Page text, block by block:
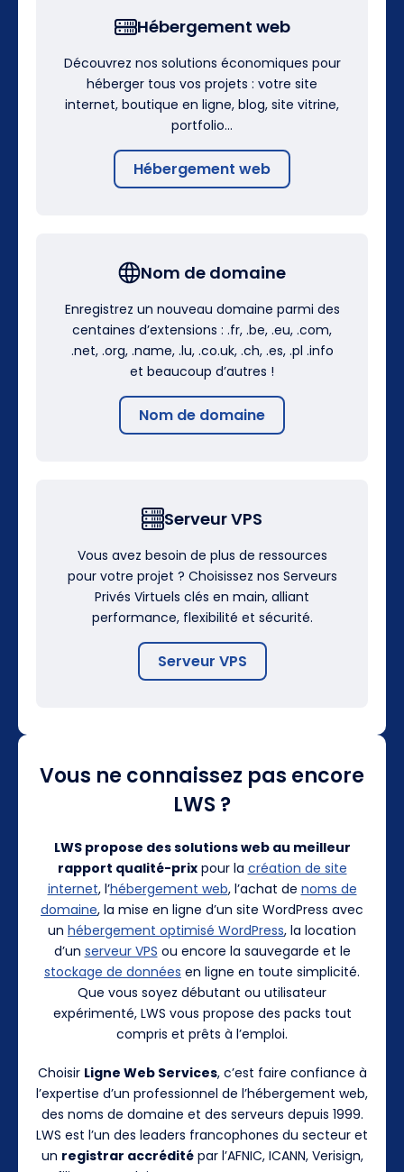
Hébergement web
Découvrez nos solutions économiques pour
héberger tous vos projets : votre site
internet, boutique en ligne, blog, site vitrine,
portfolio…
Hébergement web
Nom de domaine
Enregistrez un nouveau domaine parmi des
centaines d’extensions : .fr, .be, .eu, .com,
.net, .org, .name, .lu, .co.uk, .ch, .es, .pl .info
et beaucoup d’autres !
Nom de domaine
Serveur VPS
Vous avez besoin de plus de ressources
pour votre projet ? Choisissez nos Serveurs
Privés Virtuels clés en main, alliant
performance, flexibilité et sécurité.
Serveur VPS
Vous ne connaissez pas encore
LWS ?
LWS propose des solutions web au meilleur
rapport qualité-prixpour la création de site
internet, l’hébergement web, l’achat de noms de
domaine, la mise en ligne d’un site WordPress avec
un hébergement optimisé WordPress, la location
d’un serveur VPS ou encore la sauvegarde et le
stockage de données en ligne en toute simplicité.
Que vous soyez débutant ou utilisateur
expérimenté, LWS vous propose des packs tout
compris et prêts à l’emploi.
Choisir Ligne Web Services, c’est faire confiance à
l’expertise d’un professionnel de l’hébergement web,
des noms de domaine et des serveurs depuis 1999.
LWS est l’un des leaders francophones du secteur et
un registrar accréditépar l’AFNIC, ICANN, Verisign,